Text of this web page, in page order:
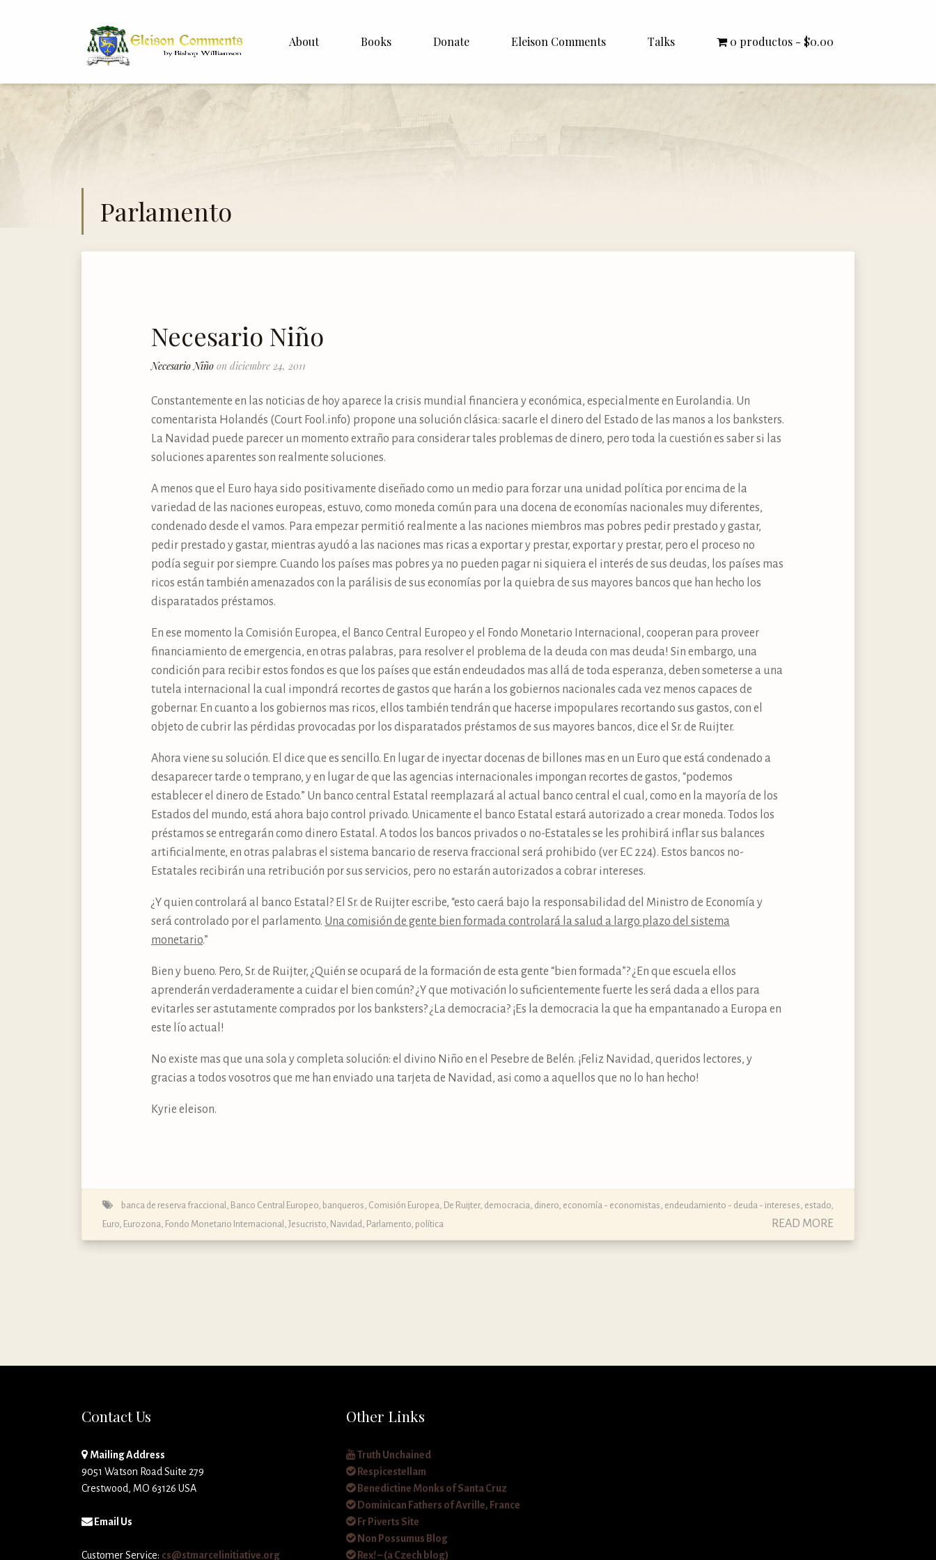
About
Bishop Williamson
Books Donate Eleison Comments
Italiano
Talks
Rector Letters
0 productos $0.00
Parlamento
Necesario Niño
Necesario Niño on diciembre 24, 2011
Constantemente en las noticias de hoy aparece la crisis mundial financiera y económica, especialmente en Eurolandia. Un
comentarista Holandés (Court Fool.info) propone una solución clásica: sacarle el dinero del Estado de las manos a los banksters.
La Navidad puede parecer un momento extraño para considerar tales problemas de dinero, pero toda la cuestión es saber si las
soluciones aparentes son realmente soluciones.
A menos que el Euro haya sido positivamente diseñado como un medio para forzar una unidad política por encima de la
variedad de las naciones europeas, estuvo, como moneda común para una docena de economías nacionales muy diferentes,
condenado desde el vamos. Para empezar permitió realmente a las naciones miembros mas pobres pedir prestado y gastar,
pedir prestado y gastar, mientras ayudó a las naciones mas ricas a exportar y prestar, exportar y prestar, pero el proceso no
podía seguir por siempre. Cuando los países mas pobres ya no pueden pagar ni siquiera el interés de sus deudas, los países mas
ricos están también amenazados con la parálisis de sus economías por la quiebra de sus mayores bancos que han hecho los
disparatados préstamos.
En ese momento la Comisión Europea, el Banco Central Europeo y el Fondo Monetario Internacional, cooperan para proveer
financiamiento de emergencia, en otras palabras, para resolver el problema de la deuda con mas deuda! Sin embargo, una
condición para recibir estos fondos es que los países que están endeudados mas allá de toda esperanza, deben someterse a una
tutela internacional la cual impondrá recortes de gastos que harán a los gobiernos nacionales cada vez menos capaces de
gobernar. En cuanto a los gobiernos mas ricos, ellos también tendrán que hacerse impopulares recortando sus gastos, con el
objeto de cubrir las pérdidas provocadas por los disparatados préstamos de sus mayores bancos, dice el Sr. de Ruijter.
Ahora viene su solución. El dice que es sencillo. En lugar de inyectar docenas de billones mas en un Euro que está condenado a
desaparecer tarde o temprano, y en lugar de que las agencias internacionales impongan recortes de gastos, “podemos
establecer el dinero de Estado.” Un banco central Estatal reemplazará al actual banco central el cual, como en la mayoría de los
Estados del mundo, está ahora bajo control privado. Unicamente el banco Estatal estará autorizado a crear moneda. Todos los
préstamos se entregarán como dinero Estatal. A todos los bancos privados o no-Estatales se les prohibirá inflar sus balances
artificialmente, en otras palabras el sistema bancario de reserva fraccional será prohibido (ver EC 224). Estos bancos no-
Estatales recibirán una retribución por sus servicios, pero no estarán autorizados a cobrar intereses.
¿Y quien controlará al banco Estatal? El Sr. de Ruijter escribe, “esto caerá bajo la responsabilidad del Ministro de Economía y
será controlado por el parlamento. Una comisión de gente bien formada controlará la salud a largo plazo del sistema
monetario.”
Bien y bueno. Pero, Sr. de Ruijter, ¿Quién se ocupará de la formación de esta gente “bien formada”? ¿En que escuela ellos
aprenderán verdaderamente a cuidar el bien común? ¿Y que motivación lo suficientemente fuerte les será dada a ellos para
evitarles ser astutamente comprados por los banksters? ¿La democracia? ¡Es la democracia la que ha empantanado a Europa en
este lío actual!
No existe mas que una sola y completa solución: el divino Niño en el Pesebre de Belén. ¡Feliz Navidad, queridos lectores, y
gracias a todos vosotros que me han enviado una tarjeta de Navidad, asi como a aquellos que no lo han hecho!
Kyrie eleison.
banca de reserva fraccional Banco Central Europeo banqueros Comisión Europea De Ruijter, democracia dinero economía - economistas endeudamiento - deuda - intereses estado
Euro Eurozona Fondo Monetario Internacional Jesucristo Navidad Parlamento política READ MORE
Contact Us
Mailing Address
9051 Watson Road Suite 279
Crestwood, MO 63126 USA
Email Us
Customer Service: cs@stmarcelinitiative.org
Other Links
Truth Unchained
Respicestellam
Benedictine Monks of Santa Cruz
Dominican Fathers of Avrille, France
Fr Piverts Site
Non Possumus Blog
Rex! – (a Czech blog)